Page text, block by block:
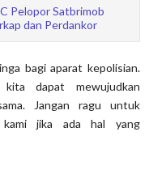
Pelopor Satbrimob
dan Perdankor
bagi aparat kepolisian.
dapat mewujudkan
Jangan ragu untuk
kami jika ada hal yang